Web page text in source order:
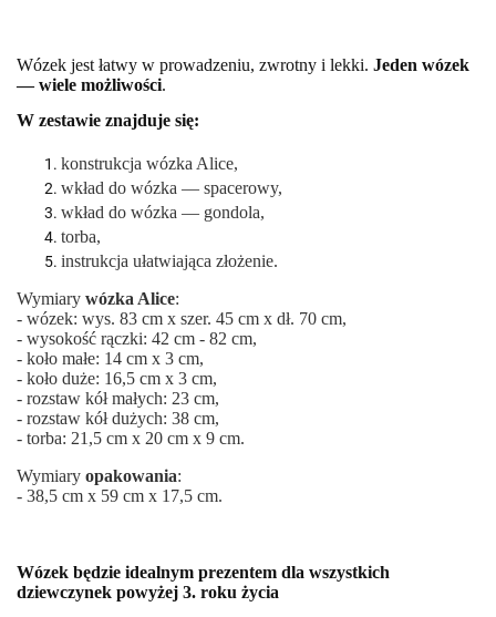
Wózek jest łatwy w prowadzeniu, zwrotny i lekki. Jeden wózek
— wiele możliwości.
W zestawie znajduje się:
konstrukcja wózka Alice,
wkład do wózka — spacerowy,
wkład do wózka — gondola,
torba,
instrukcja ułatwiająca złożenie.
Wymiary wózka Alice:
- wózek: wys. 83 cm x szer. 45 cm x dł. 70 cm,
- wysokość rączki: 42 cm - 82 cm,
- koło małe: 14 cm x 3 cm,
- koło duże: 16,5 cm x 3 cm,
- rozstaw kół małych: 23 cm,
- rozstaw kół dużych: 38 cm,
- torba: 21,5 cm x 20 cm x 9 cm.
Wymiary opakowania:
- 38,5 cm x 59 cm x 17,5 cm.
Wózek będzie idealnym prezentem dla wszystkich
dziewczynek powyżej 3. roku życia